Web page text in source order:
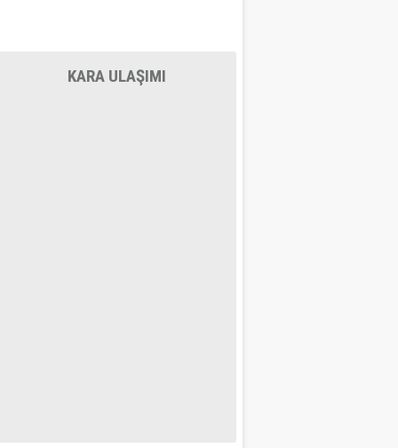
KARA ULAŞIMI